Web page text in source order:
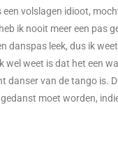
een volslagen idioot,
ik nooit meer een pas
danspas leek, dus ik
wel weet is dat het een
danser van de tango is.
moet worden,